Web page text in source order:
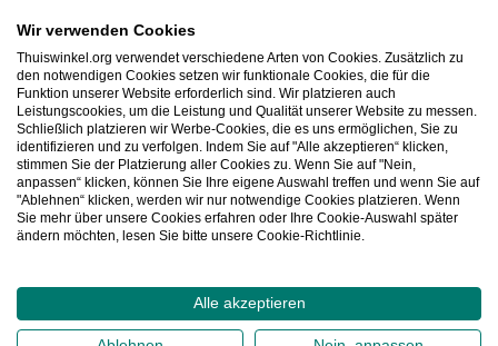
rechtlichen Instrumenten und Beratung,
Interessenvertretung, Marktforschung und verfügen über
eine eigene Bildungsplattform, die Thuiswinkel e-
Academy.
Schnelles Navigieren
2026©Thuiswinkel.org
Wir verwenden Cookies
Thuiswinkel.org verwendet verschiedene Arten von Cookies. Zusätzlich zu
den notwendigen Cookies setzen wir funktionale Cookies, die für die
Funktion unserer Website erforderlich sind. Wir platzieren auch
Leistungscookies, um die Leistung und Qualität unserer Website zu messen.
Schließlich platzieren wir Werbe-Cookies, die es uns ermöglichen, Sie zu
identifizieren und zu verfolgen. Indem Sie auf "Alle akzeptieren“ klicken,
stimmen Sie der Platzierung aller Cookies zu. Wenn Sie auf "Nein,
anpassen“ klicken, können Sie Ihre eigene Auswahl treffen und wenn Sie auf
"Ablehnen“ klicken, werden wir nur notwendige Cookies platzieren. Wenn
Sie mehr über unsere Cookies erfahren oder Ihre Cookie-Auswahl später
ändern möchten, lesen Sie bitte unsere Cookie-Richtlinie.
Alle akzeptieren